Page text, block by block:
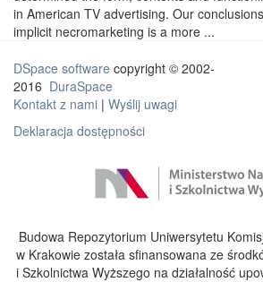
in American TV advertising. Our
implicit necromarketing is a more ...
DSpace software copyright © 2002-
2016 DuraSpace
Kontakt z nami | Wyślij uwagi
Deklaracja dostępności
Budowa Repozytorium Uniwersytetu
w Krakowie została sfinansowana ze
i Szkolnictwa Wyższego na działalność